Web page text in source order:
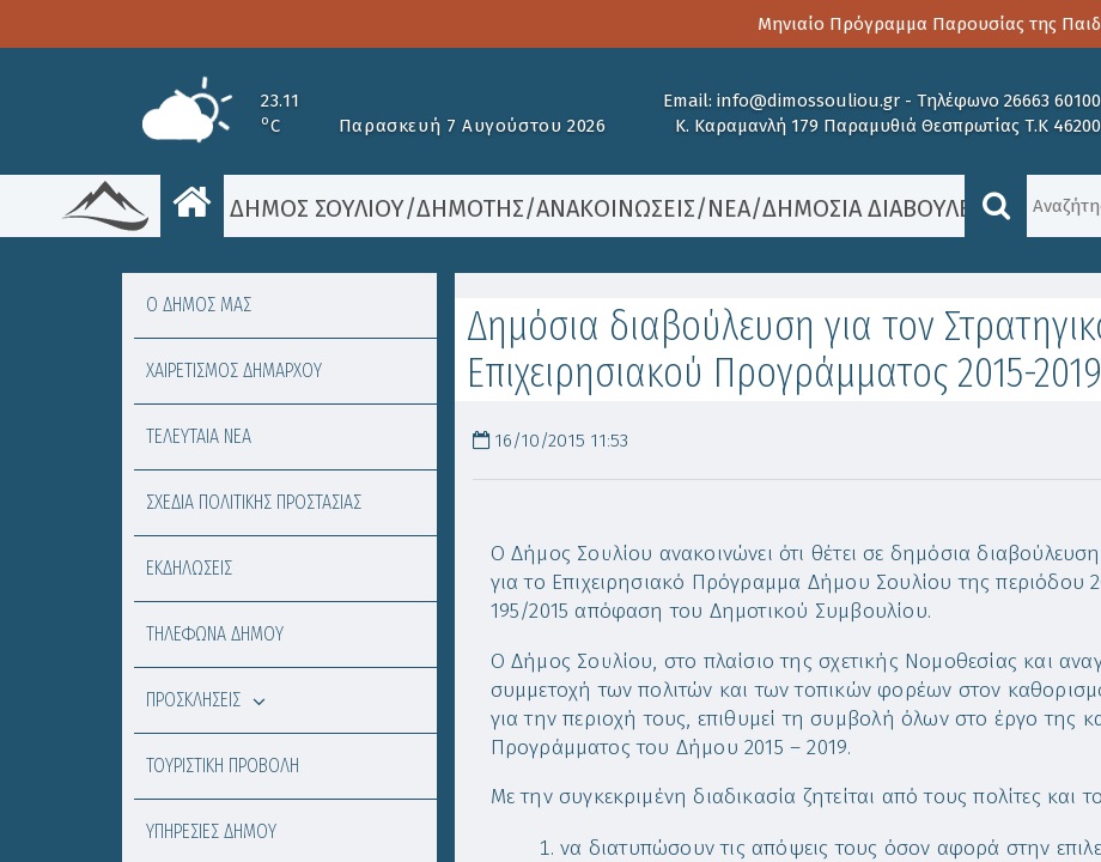
Μηνιαίο Πρόγραμμα Παρουσίας της
23.11
oC Παρασκευή 7 Αυγούστου 2026
Email: info@dimossouliou.gr - Τηλέφωνο 26663 60100
Κ. Καραμανλή 179 Παραμυθιά Θεσπρωτίας Τ.Κ 46200
ΔΗΜΟΣ ΣΟΥΛΙΟΥ/ΔΗΜΟΤΗΣ/ΑΝΑΚΟΙΝΏΣΕΙΣ/ΝΈΑ/ΔΗΜΌΣΙΑ ΔΙΑΒΟΎΛΕΥΣΗ ΓΙΑ
Δημόσια διαβούλευση για τον
Επιχειρησιακού Προγράμματος 2015-2019
16/10/2015 11:53
Ο Δήμος Σουλίου ανακοινώνει ότι θέτει σε δημόσια
για το Επιχειρησιακό Πρόγραμμα Δήμου Σουλίου της περιόδου
195/2015 απόφαση του Δημοτικού Συμβουλίου.
Ο Δήμος Σουλίου, στο πλαίσιο της σχετικής Νομοθεσίας και
συμμετοχή των πολιτών και των τοπικών φορέων στον
για την περιοχή τους, επιθυμεί τη συμβολή όλων στο έργο της
Προγράμματος του Δήμου 2015 – 2019.
Με την συγκεκριμένη διαδικασία ζητείται από τους πολίτες και
να διατυπώσουν τις απόψεις τους όσον αφορά στην
Ο ΔΗΜΟΣ ΜΑΣ
ΧΑΙΡΕΤΙΣΜΟΣ ΔΗΜΑΡΧΟΥ
ΤΕΛΕΥΤΑΙΑ ΝΕΑ
ΣΧΕΔΙΑ ΠΟΛΙΤΙΚΗΣ ΠΡΟΣΤΑΣΙΑΣ
ΕΚΔΗΛΩΣΕΙΣ
ΤΗΛΕΦΩΝΑ ΔΗΜΟΥ
ΠΡΟΣΚΛΗΣΕΙΣ
ΤΟΥΡΙΣΤΙΚΗ ΠΡΟΒΟΛΗ
ΥΠΗΡΕΣΙΕΣ ΔΗΜΟΥ